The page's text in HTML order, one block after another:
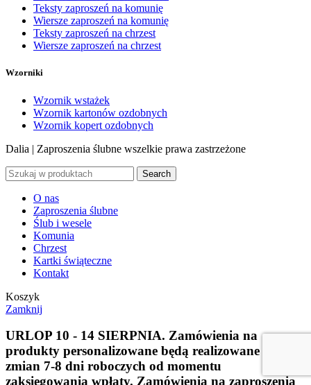
Teksty zaproszeń na komunię
Wiersze zaproszeń na komunię
Teksty zaproszeń na chrzest
Wiersze zaproszeń na chrzest
Wzorniki
Wzornik wstażek
Wzornik kartonów ozdobnych
Wzornik kopert ozdobnych
Dalia | Zaproszenia ślubne wszelkie prawa zastrzeżone
Search
O nas
Zaproszenia ślubne
Ślub i wesele
Komunia
Chrzest
Kartki świąteczne
Kontakt
Koszyk
Zamknij
URLOP 10 - 14 SIERPNIA. Zamówienia na
produkty personalizowane będą realizowane bez
zmian 7-8 dni roboczych od momentu
zaksięgowania wpłaty. Zamówienia na zaproszenia